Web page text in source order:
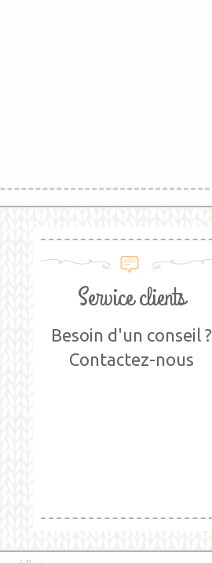
Service clients
Besoin d'un conseil ?
Contactez-nous